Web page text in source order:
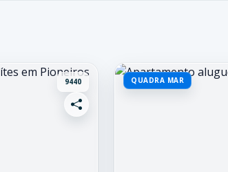
9440 QUADRA MAR